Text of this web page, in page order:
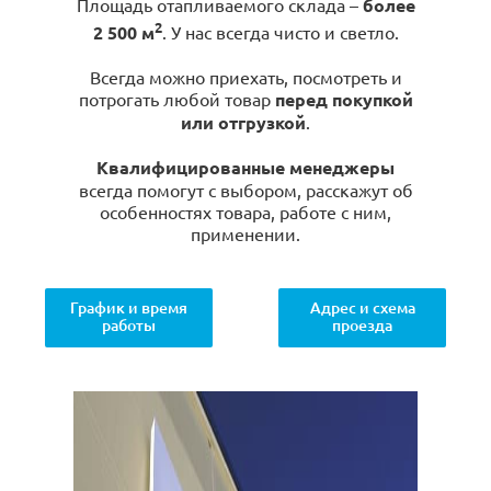
Площадь отапливаемого склада – более
2 500 м2. У нас всегда чисто и светло.
Всегда можно приехать, посмотреть и
потрогать любой товар перед покупкой
или отгрузкой.
Квалифицированные менеджеры
всегда помогут с выбором, расскажут об
особенностях товара, работе с ним,
применении.
График и время
работы
Адрес и схема
проезда